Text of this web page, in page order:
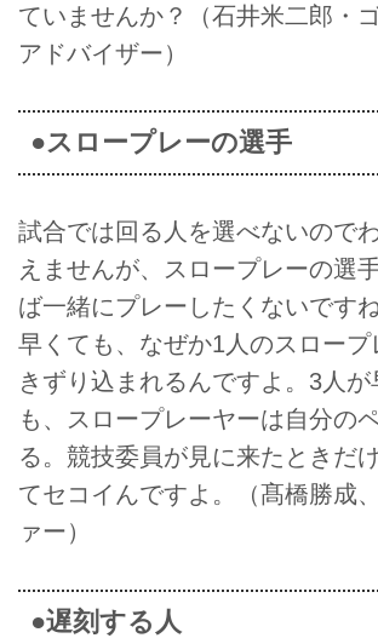
ていませんか？（石井米二郎・
アドバイザー）
●スロープレーの選手
試合では回る人を選べないので
えませんが、スロープレーの選
ば一緒にプレーしたくないです
早くても、なぜか1人のスロープ
きずり込まれるんですよ。3人が
も、スロープレーヤーは自分の
る。競技委員が見に来たときだ
てセコイんですよ。（髙橋勝成
ァー）
●遅刻する人